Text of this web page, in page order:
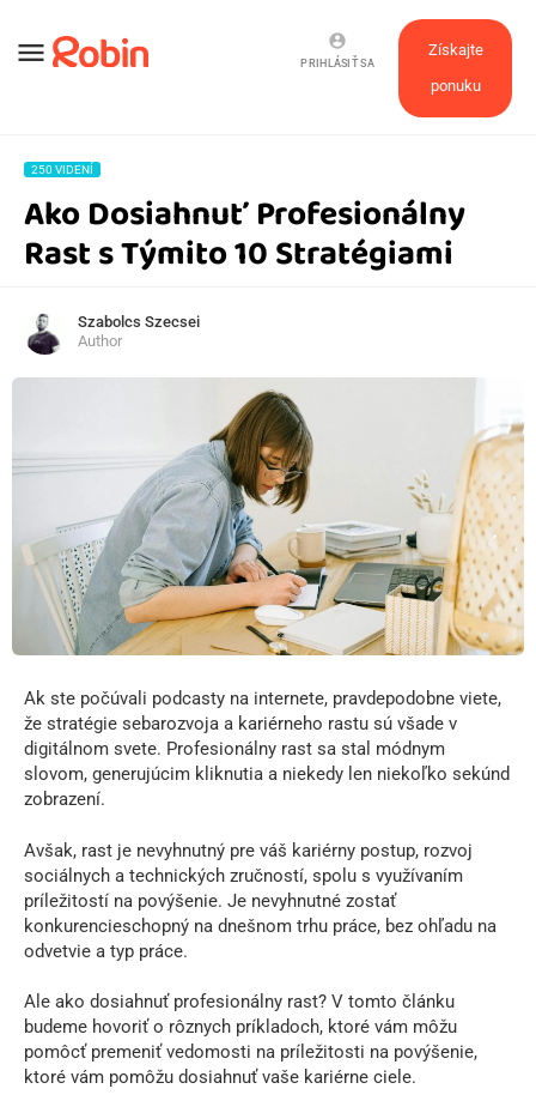
menu
Získajte
ponuku
account_circle
PRIHLÁSIŤ SA
250 VIDENÍ
Ako Dosiahnuť Profesionálny
Rast s Týmito 10 Stratégiami
Szabolcs Szecsei
Author
Ak ste počúvali podcasty na internete, pravdepodobne viete,
že stratégie sebarozvoja a kariérneho rastu sú všade v
digitálnom svete. Profesionálny rast sa stal módnym
slovom, generujúcim kliknutia a niekedy len niekoľko sekúnd
zobrazení.
Avšak, rast je nevyhnutný pre váš kariérny postup, rozvoj
sociálnych a technických zručností, spolu s využívaním
príležitostí na povýšenie. Je nevyhnutné zostať
konkurencieschopný na dnešnom trhu práce, bez ohľadu na
odvetvie a typ práce.
Ale ako dosiahnuť profesionálny rast? V tomto článku
budeme hovoriť o rôznych príkladoch, ktoré vám môžu
pomôcť premeniť vedomosti na príležitosti na povýšenie,
ktoré vám pomôžu dosiahnuť vaše kariérne ciele.